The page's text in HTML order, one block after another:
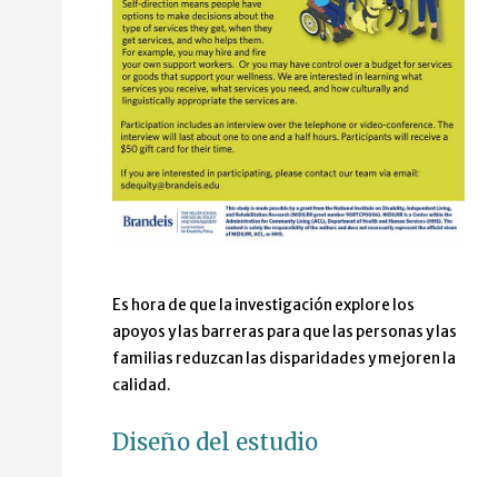
Es hora de que la investigación explore los
apoyos y las barreras para que las personas y las
familias reduzcan las disparidades y mejoren la
calidad.
Diseño del estudio